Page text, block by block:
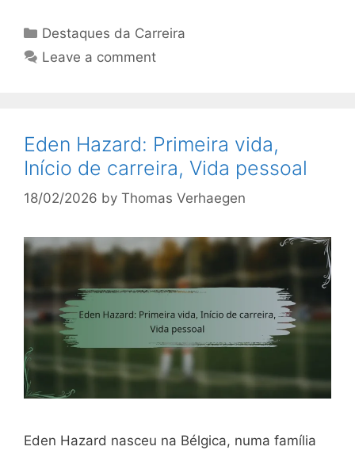
Categories
Destaques da Carreira
Leave a comment
Eden Hazard: Primeira vida,
Início de carreira, Vida pessoal
18/02/2026 by Thomas Verhaegen
Eden Hazard nasceu na Bélgica, numa família